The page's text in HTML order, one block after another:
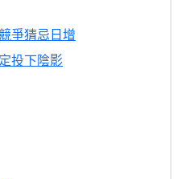
爭猜忌日增
投下陰影